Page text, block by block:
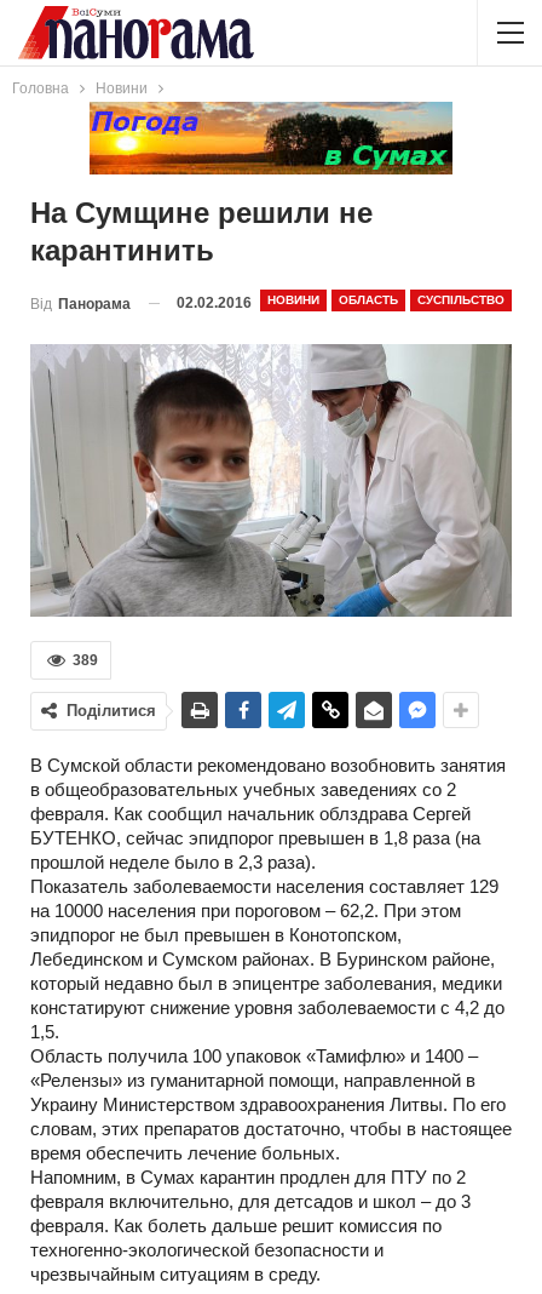
Головна Новини
На Сумщине решили не
карантинить
НОВИНИ ОБЛАСТЬ СУСПІЛЬСТВО
Від Панорама 02.02.2016
389
Поділитися
В Сумской области рекомендовано возобновить занятия
в общеобразовательных учебных заведениях со 2
февраля. Как сообщил начальник облздрава Сергей
БУТЕНКО, сейчас эпидпорог превышен в 1,8 раза (на
прошлой неделе было в 2,3 раза).
Показатель заболеваемости населения составляет 129
на 10000 населения при пороговом – 62,2. При этом
эпидпорог не был превышен в Конотопском,
Лебединском и Сумском районах. В Буринском районе,
который недавно был в эпицентре заболевания, медики
констатируют снижение уровня заболеваемости с 4,2 до
1,5.
Область получила 100 упаковок «Тамифлю» и 1400 –
«Релензы» из гуманитарной помощи, направленной в
Украину Министерством здравоохранения Литвы. По его
словам, этих препаратов достаточно, чтобы в настоящее
время обеспечить лечение больных.
Напомним, в Сумах карантин продлен для ПТУ по 2
февраля включительно, для детсадов и школ – до 3
февраля. Как болеть дальше решит комиссия по
техногенно-экологической безопасности и
чрезвычайным ситуациям в среду.